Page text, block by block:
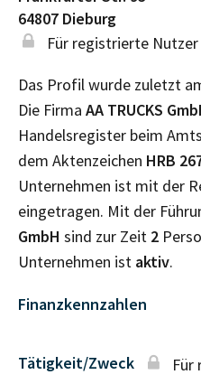
64807 Dieburg
Für registrierte Nutzer
Das Profil wurde zuletzt
Die Firma AA TRUCKS
Handelsregister beim
dem Aktenzeichen HRB
Unternehmen ist mit der
eingetragen. Mit der
GmbH sind zur Zeit 2
Unternehmen ist aktiv.
Finanzkennzahlen
Tätigkeit/Zweck Für